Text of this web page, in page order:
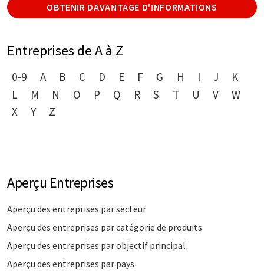
OBTENIR DAVANTAGE D'INFORMATIONS
Entreprises de A à Z
0-9 A B C D E F G H I J
K
L
M N O P Q R S T U V
W
X
Y Z
Aperçu Entreprises
Aperçu des entreprises par secteur
Aperçu des entreprises par catégorie de produits
Aperçu des entreprises par objectif principal
Aperçu des entreprises par pays